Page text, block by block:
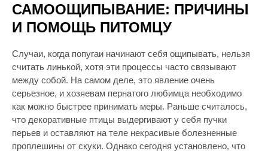
САМООЩИПЫВАНИЕ: ПРИЧИНЫ
И ПОМОЩЬ ПИТОМЦУ
Случаи, когда попугаи начинают себя ощипывать, нельзя
считать линькой, хотя эти процессы часто связывают
между собой. На самом деле, это явление очень
серьезное, и хозяевам пернатого любимца необходимо
как можно быстрее принимать меры. Раньше считалось,
что декоративные птицы выдергивают у себя пучки
перьев и оставляют на теле некрасивые болезненные
проплешины от скуки. Однако сегодня установлено, что